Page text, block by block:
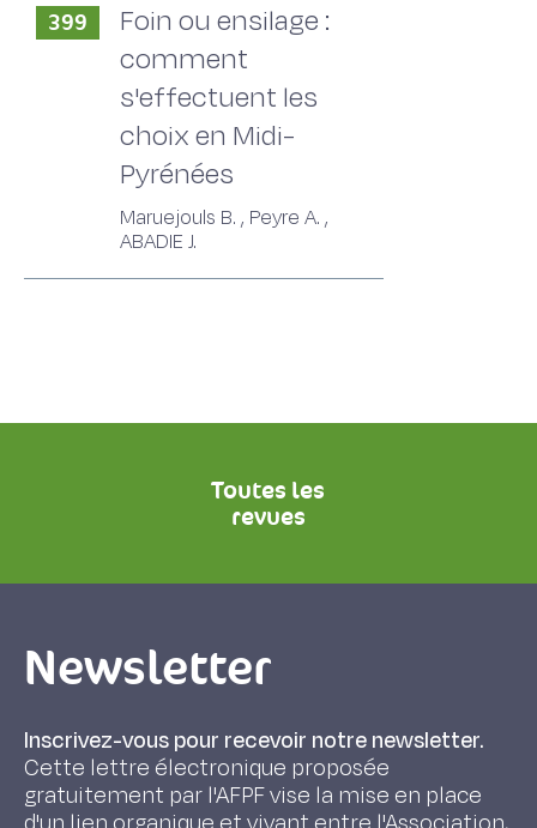
399
Foin ou ensilage :
comment
s'effectuent les
choix en Midi-
Pyrénées
Maruejouls B. , Peyre A. ,
ABADIE J.
Toutes les
revues
Newsletter
Inscrivez-vous pour recevoir notre newsletter.
Cette lettre électronique proposée
gratuitement par l'AFPF vise la mise en place